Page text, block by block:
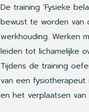
De training ‘Fysieke
bewust te worden van
werkhouding. Werken
leiden tot lichamelijke
Tijdens de training
van een
en het verplaatsen van